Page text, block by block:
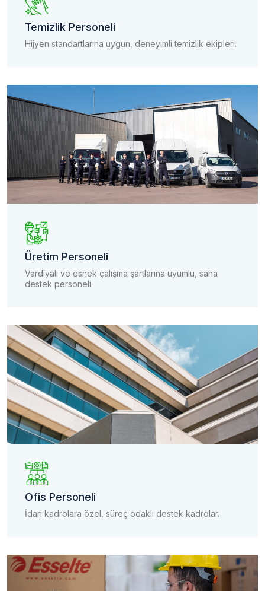
Temizlik Personeli
Hijyen standartlarına uygun, deneyimli temizlik ekipleri.
Üretim Personeli
Vardiyalı ve esnek çalışma şartlarına uyumlu, saha
destek personeli.
Ofis Personeli
İdari kadrolara özel, süreç odaklı destek kadrolar.